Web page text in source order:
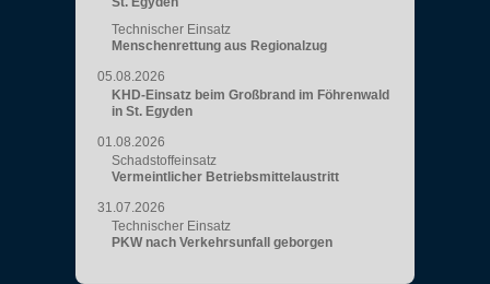
Technischer Einsatz
Menschenrettung aus Regionalzug
05.08.2026
KHD-Einsatz beim Großbrand im Föhrenwald
in St. Egyden
01.08.2026
Schadstoffeinsatz
Vermeintlicher Betriebsmittelaustritt
31.07.2026
Technischer Einsatz
PKW nach Verkehrsunfall geborgen